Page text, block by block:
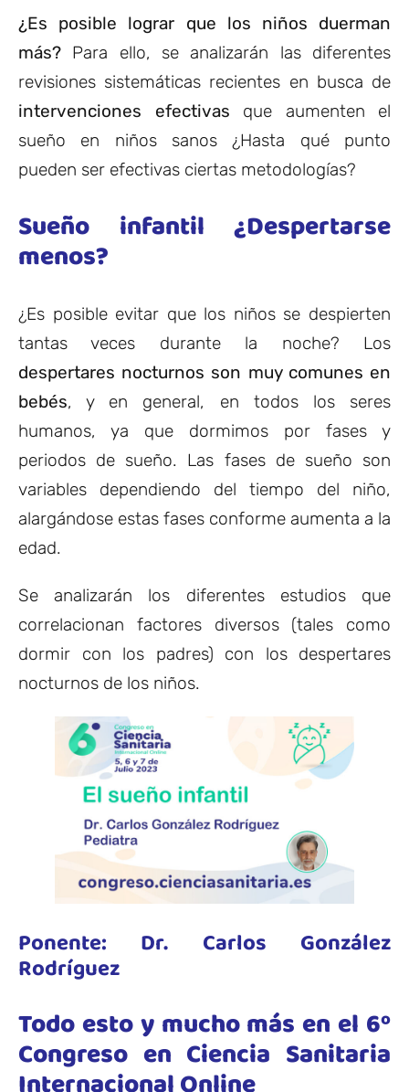
¿Es posible lograr que los niños duerman
más? Para ello, se analizarán las diferentes
revisiones sistemáticas recientes en busca de
intervenciones efectivas que aumenten el
sueño en niños sanos ¿Hasta qué punto
pueden ser efectivas ciertas metodologías?
Sueño infantil ¿Despertarse
menos?
¿Es posible evitar que los niños se despierten
tantas veces durante la noche? Los
despertares nocturnos son muy comunes en
bebés, y en general, en todos los seres
humanos, ya que dormimos por fases y
periodos de sueño. Las fases de sueño son
variables dependiendo del tiempo del niño,
alargándose estas fases conforme aumenta a la
edad.
Se analizarán los diferentes estudios que
correlacionan factores diversos (tales como
dormir con los padres) con los despertares
nocturnos de los niños.
Ponente: Dr. Carlos González
Rodríguez
Todo esto y mucho más en el 6º
Congreso en Ciencia Sanitaria